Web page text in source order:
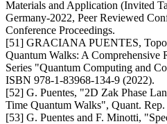
Materials and Application (Invited
Germany-2022, Peer Reviewed
Conference Proceedings.
[51] GRACIANA PUENTES,
Quantum Walks: A Comprehensive
Series "Quantum Computing and
ISBN 978-1-83968-134-9 (2022).
[52] G. Puentes, "2D Zak Phase
Time Quantum Walks", Quant.
[53] G. Puentes and F. Minotti,